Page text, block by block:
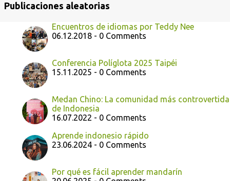
Publicaciones aleatorias
Encuentros de idiomas por Teddy Nee
06.12.2018 - 0 Comments
Conferencia Políglota 2025 Taipéi
15.11.2025 - 0 Comments
Medan Chino: La comunidad más controvertida
de Indonesia
16.07.2022 - 0 Comments
Aprende indonesio rápido
23.06.2024 - 0 Comments
Por qué es fácil aprender mandarín